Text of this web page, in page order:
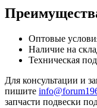
Оптовые
Наличие на
Техническая
Для консультации и
пишите
запчасти подвески